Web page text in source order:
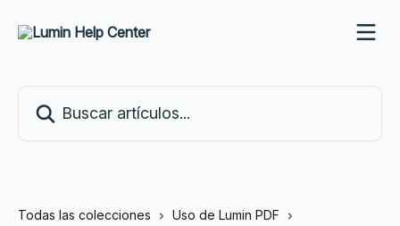
Todas las colecciones
Uso de Lumin PDF